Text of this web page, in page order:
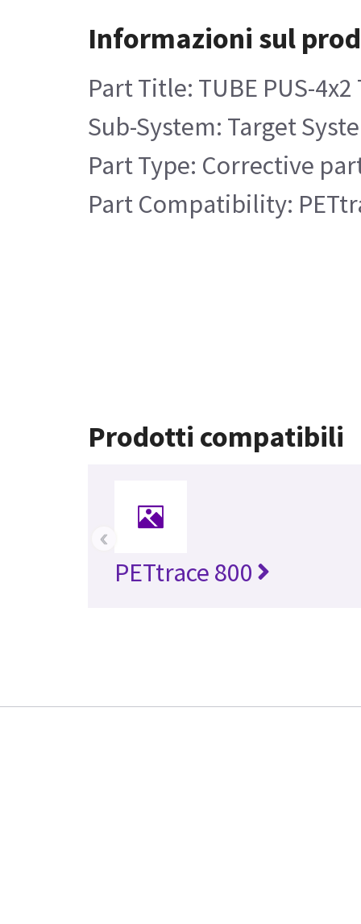
Informazioni sul
Part Title: TUBE PUS-4x2
Sub-System: Target
Part Type: Corrective
Part Compatibility:
Prodotti compatibili
PETtrace 800
‹